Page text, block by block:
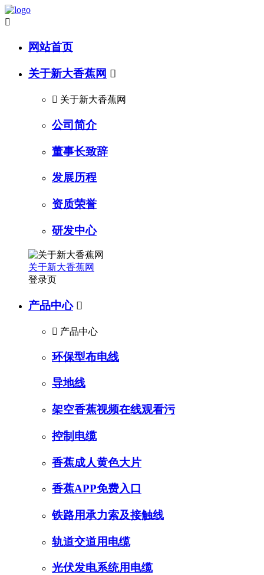

网站首页
关于新大香蕉网 
 关于新大香蕉网
公司简介
董事长致辞
发展历程
资质荣誉
研发中心
关于新大香蕉网
登录页
产品中心 
 产品中心
环保型布电线
导地线
架空香蕉视频在线观看污
控制电缆
香蕉成人黄色大片
香蕉APP免费入口
铁路用承力索及接触线
轨道交道用电缆
光伏发电系统用电缆